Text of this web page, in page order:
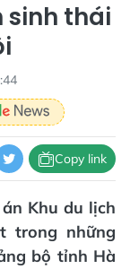
sinh thái
Copy link
Khu du lịch
trong những
bộ tỉnh Hà